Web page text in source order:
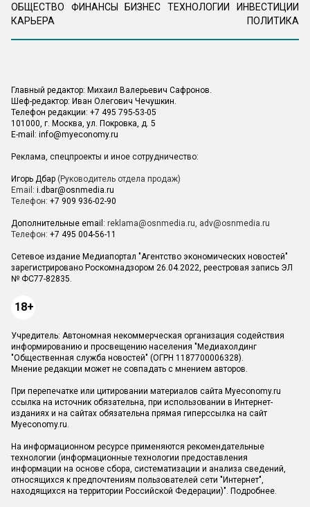
ОБЩЕСТВО ФИНАНСЫ БИЗНЕС ТЕХНОЛОГИИ
ИНВЕСТИЦИИ
КАРЬЕРА
ПОЛИТИКА
Главный редактор: Михаил Валерьевич Сафронов.
Шеф-редактор: Иван Олегович Чечушкин.
Телефон редакции: +7 495 795-53-05
101000, г. Москва, ул. Покровка, д. 5
E-mail: info@myeconomy.ru
Реклама, спецпроекты и иное сотрудничество:
Игорь Дбар (Руководитель отдела продаж)
Email: i.dbar@osnmedia.ru
Телефон: +7 909 936-02-90
Дополнительные email: reklama@osnmedia.ru, adv@osnmedia.ru
Телефон: +7 495 004-56-11
Сетевое издание Медиапортал "Агентство экономических новостей"
зарегистрировано Роскомнадзором 26.04.2022, реестровая запись ЭЛ
№ ФС77-82835.
18+
Учредитель: Автономная некоммерческая организация содействия
информированию и просвещению населения "Медиахолдинг
"Общественная служба новостей" (ОГРН 1187700006328).
Мнение редакции может не совпадать с мнением авторов.
При перепечатке или цитировании материалов сайта Myeconomy.ru
ссылка на источник обязательна, при использовании в Интернет-
изданиях и на сайтах обязательна прямая гиперссылка на сайт
Myeconomy.ru.
На информационном ресурсе применяются рекомендательные
технологии (информационные технологии предоставления
информации на основе сбора, систематизации и анализа сведений,
относящихся к предпочтениям пользователей сети "Интернет",
находящихся на территории Российской Федерации)". Подробнее.